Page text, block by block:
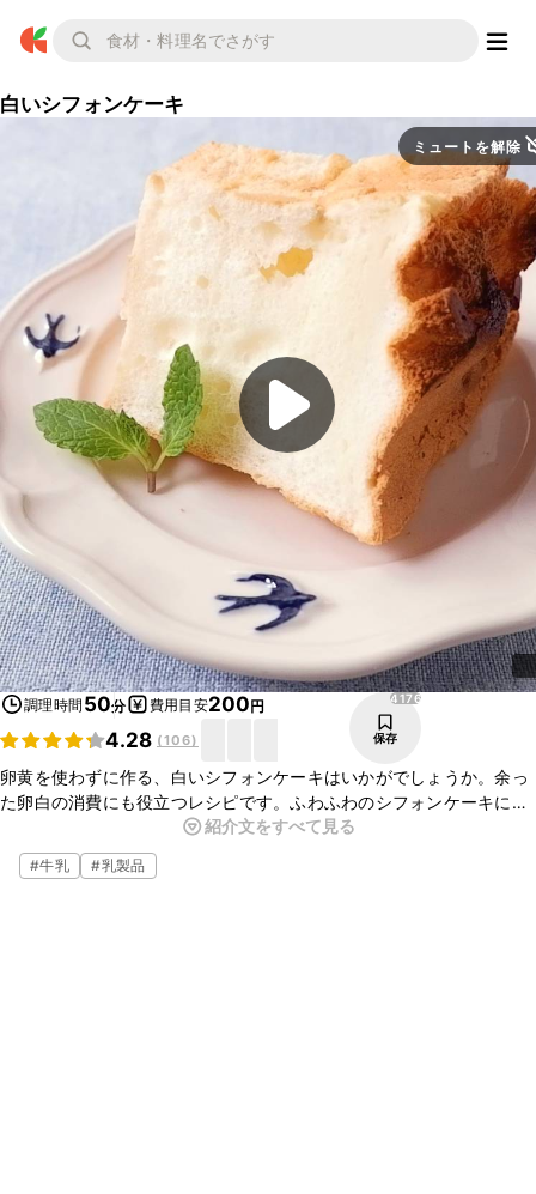
白いシフォンケーキ
ミュートを解除
調理時間 50分 費用目安200円
4.28 (106)
4176
保存
卵黄を使わずに作る、白いシフォンケーキはいかがでしょうか。余っ
た卵白の消費にも役立つレシピです。ふわふわのシフォンケーキに、
生クリームやチョコレートソースをかけて食べてもおいしいですよ。
コツを掴めば簡単に作れるので、ぜひお試しくださいね。
紹介文をすべて見る
#牛乳 #乳製品